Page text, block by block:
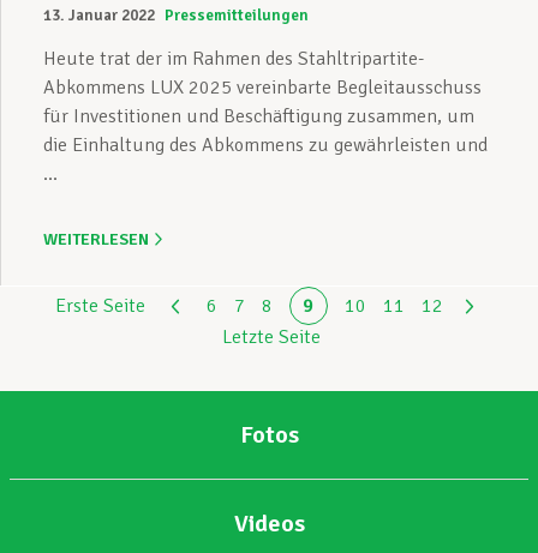
13. Januar 2022 Pressemitteilungen
Heute trat der im Rahmen des Stahltripartite-
Abkommens LUX 2025 vereinbarte Begleitausschuss
für Investitionen und Beschäftigung zusammen, um
die Einhaltung des Abkommens zu gewährleisten und
...
WEITERLESEN
Erste Seite 6 7 8 9 10 11
12
Letzte Seite
Fotos
Videos